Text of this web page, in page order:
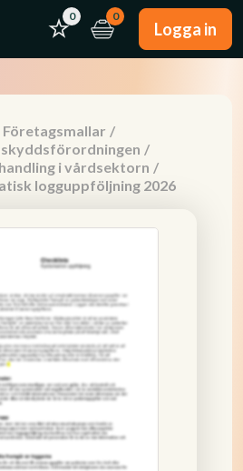
0 0
Logga in
Företagsmallar /
/
i vårdsektorn /
logguppföljning 2026